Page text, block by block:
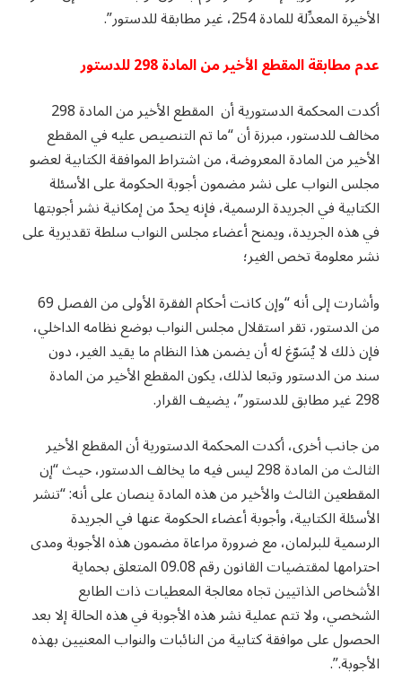
الأخيرة المعدِّلة للمادة 254، غير مطابقة للدستور”.
عدم مطابقة المقطع الأخير من المادة 298 للدستور
أكدت المحكمة الدستورية أن المقطع الأخير من المادة 298
مخالف للدستور، مبرزة أن “ما تم التنصيص عليه في المقطع
الأخير من المادة المعروضة، من اشتراط الموافقة الكتابية لعضو
مجلس النواب على نشر مضمون أجوبة الحكومة على الأسئلة
الكتابية في الجريدة الرسمية، فإنه يحدّ من إمكانية نشر أجوبتها
في هذه الجريدة، ويمنح أعضاء مجلس النواب سلطة تقديرية على
نشر معلومة تخص الغير؛
وأشارت إلى أنه “وإن كانت أحكام الفقرة الأولى من الفصل 69
من الدستور، تقر استقلال مجلس النواب بوضع نظامه الداخلي،
فإن ذلك لا يُسَوّغ له أن يضمن هذا النظام ما يقيد الغير، دون
سند من الدستور وتبعا لذلك، يكون المقطع الأخير من المادة
298 غير مطابق للدستور”، يضيف القرار.
من جانب أخرى، أكدت المحكمة الدستورية أن المقطع الأخير
الثالث من المادة 298 ليس فيه ما يخالف الدستور، حيث “إن
المقطعين الثالث والأخير من هذه المادة ينصان على أنه: “تنشر
الأسئلة الكتابية، وأجوبة أعضاء الحكومة عنها في الجريدة
الرسمية للبرلمان، مع ضرورة مراعاة مضمون هذه الأجوبة ومدى
احترامها لمقتضيات القانون رقم 09.08 المتعلق بحماية
الأشخاص الذاتيين تجاه معالجة المعطيات ذات الطابع
الشخصي، ولا تتم عملية نشر هذه الأجوبة في هذه الحالة إلا بعد
الحصول على موافقة كتابية من النائبات والنواب المعنيين بهذه
الأجوبة.”.